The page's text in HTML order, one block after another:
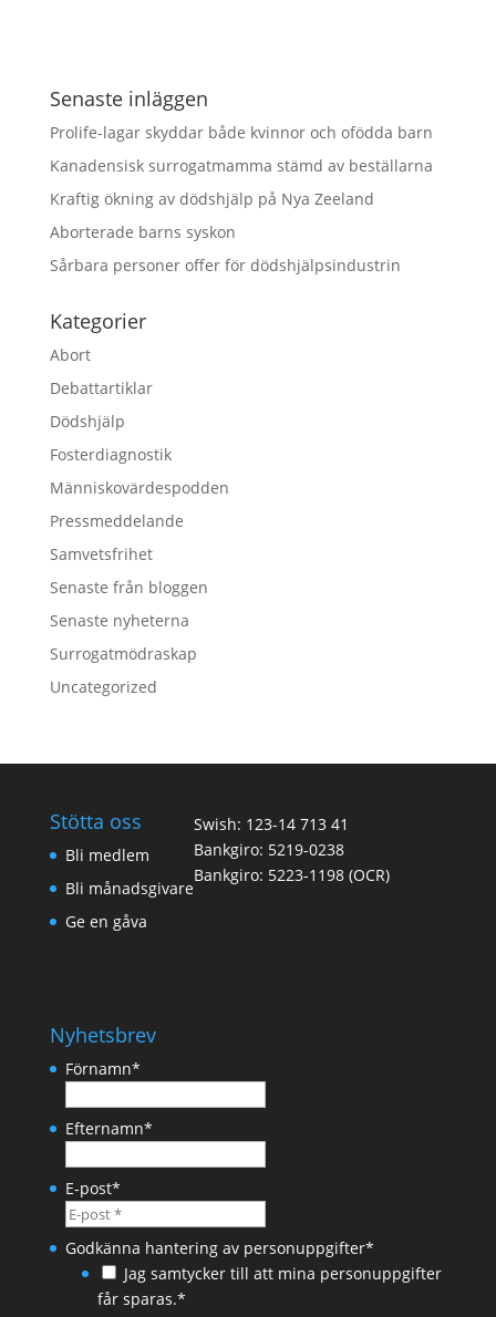
Senaste inläggen
Prolife-lagar skyddar både kvinnor och ofödda barn
Kanadensisk surrogatmamma stämd av beställarna
Kraftig ökning av dödshjälp på Nya Zeeland
Aborterade barns syskon
Sårbara personer offer för dödshjälpsindustrin
Kategorier
Abort
Debattartiklar
Dödshjälp
Fosterdiagnostik
Människovärdespodden
Pressmeddelande
Samvetsfrihet
Senaste från bloggen
Senaste nyheterna
Surrogatmödraskap
Uncategorized
Stötta oss
Bli medlem
Bli månadsgivare
Ge en gåva
Swish: 123-14 713 41
Bankgiro: 5219-0238
Bankgiro: 5223-1198 (OCR)
Nyhetsbrev
Förnamn*
Efternamn*
E-post*
Godkänna hantering av personuppgifter*
Jag samtycker till att mina personuppgifter
får sparas.*